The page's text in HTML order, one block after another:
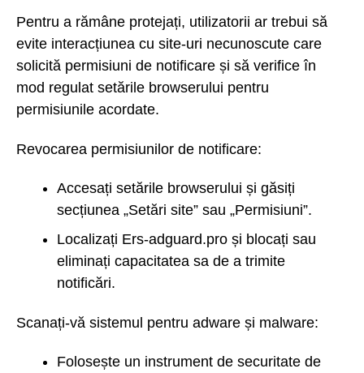
Pentru a rămâne protejați, utilizatorii ar trebui să
evite interacțiunea cu site-uri necunoscute care
solicită permisiuni de notificare și să verifice în
mod regulat setările browserului pentru
permisiunile acordate.
Revocarea permisiunilor de notificare:
Accesați setările browserului și găsiți
secțiunea „Setări site” sau „Permisiuni”.
Localizați Ers-adguard.pro și blocați sau
eliminați capacitatea sa de a trimite
notificări.
Scanați-vă sistemul pentru adware și malware:
Folosește un instrument de securitate de